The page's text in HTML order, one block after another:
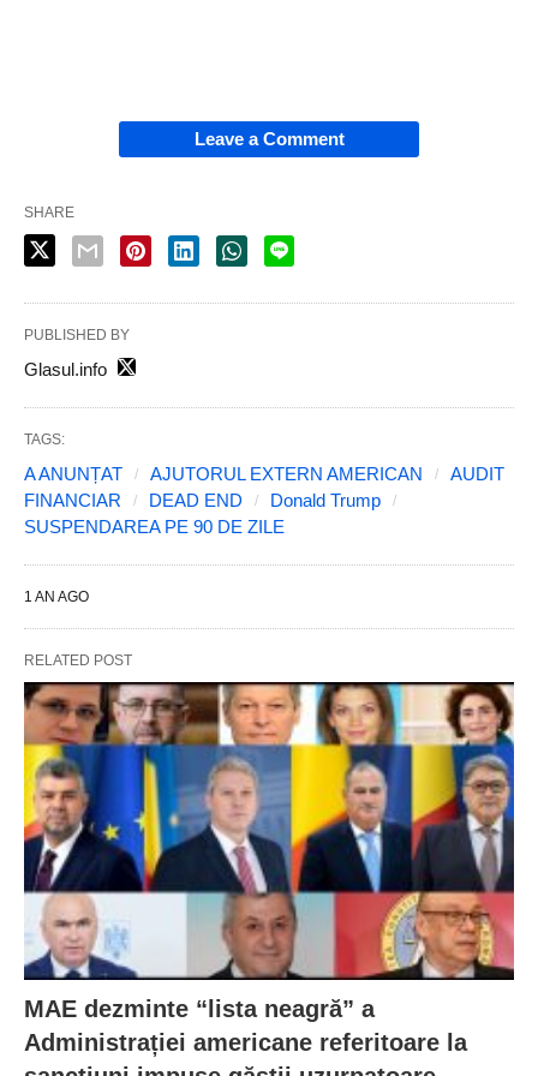
Leave a Comment
SHARE
PUBLISHED BY
Glasul.info
TAGS:
A ANUNȚAT AJUTORUL EXTERN AMERICAN
AUDIT
FINANCIAR
DEAD END
Donald Trump
SUSPENDAREA PE 90 DE ZILE
1 AN AGO
RELATED POST
MAE dezminte “lista neagră” a
Administrației americane referitoare la